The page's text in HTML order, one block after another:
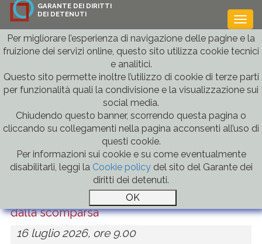
Per migliorare l’esperienza di navigazione delle pagine e la
fruizione dei servizi online, questo sito utilizza cookie tecnici
e analitici.
Questo sito permette inoltre l’utilizzo di cookie di terze parti
per funzionalità quali la condivisione e la visualizzazione sui
social media.
Chiudendo questo banner, scorrendo questa pagina o
cliccando su collegamenti nella pagina acconsenti all’uso di
questi cookie.
Per informazioni sui cookie e su come eventualmente
disabilitarli, leggi la Cookie policydel sito del Garante dei
diritti dei detenuti.
GARANTE DEI DIRITTI
DEI DETENUTI
Iniziative
In queste pagine sono presentate le iniziative
promosse dal Garante o alle quali il Garante
partecipa.
1 2 3 4 5 6 7 8 9 10 ... >>
In ricordo di Alessandro Margara a dieci anni
dalla scomparsa
16 luglio 2026, ore 9.00